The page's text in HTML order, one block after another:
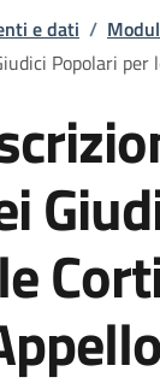
e dati /
Popolari per